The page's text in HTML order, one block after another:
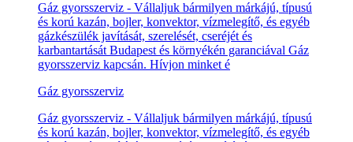
Gáz gyorsszerviz - Vállaljuk bármilyen márkájú, típusú
és korú kazán, bojler, konvektor, vízmelegítő, és egyéb
gázkészülék javítását, szerelését, cseréjét és
karbantartását Budapest és környékén garanciával Gáz
gyorsszerviz kapcsán. Hívjon minket é
Gáz gyorsszerviz
Gáz gyorsszerviz - Vállaljuk bármilyen márkájú, típusú
és korú kazán, bojler, konvektor, vízmelegítő, és egyéb